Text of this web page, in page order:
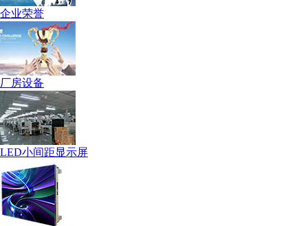
企业荣誉
厂房设备
LED小间距显示屏